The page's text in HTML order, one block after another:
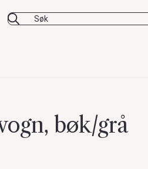
bøk/grå